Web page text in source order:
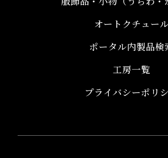
オートクチュール
ポータル内製品検
工房一覧
プライバシーポリ